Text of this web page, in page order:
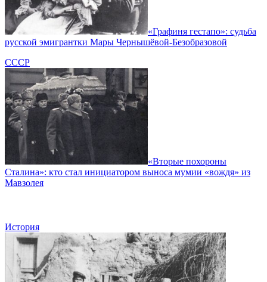
«Графиня гестапо»: судьба
русской эмигрантки Мары Чернышёвой-Безобразовой
СССР
«Вторые похороны
Сталина»: кто стал инициатором выноса мумии «вождя» из
Мавзолея
История